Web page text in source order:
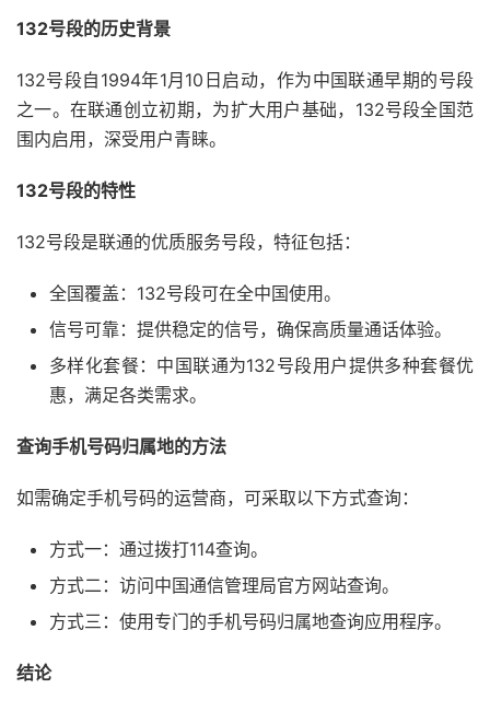
132号段的历史背景
132号段自1994年1月10日启动，作为中国联通早期的号段
之一。在联通创立初期，为扩大用户基础，132号段全国范
围内启用，深受用户青睐。
132号段的特性
132号段是联通的优质服务号段，特征包括：
全国覆盖：132号段可在全中国使用。
信号可靠：提供稳定的信号，确保高质量通话体验。
多样化套餐：中国联通为132号段用户提供多种套餐优
惠，满足各类需求。
查询手机号码归属地的方法
如需确定手机号码的运营商，可采取以下方式查询：
方式一：通过拨打114查询。
方式二：访问中国通信管理局官方网站查询。
方式三：使用专门的手机号码归属地查询应用程序。
结论